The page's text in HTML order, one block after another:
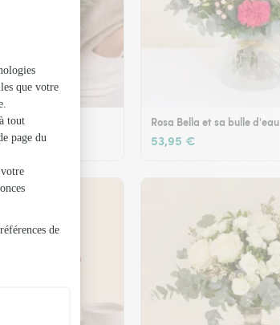
Rosa Bella et sa bulle d'eau
53,95 €